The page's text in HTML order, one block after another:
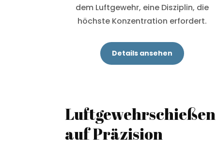
dem Luftgewehr, eine Disziplin, die
höchste Konzentration erfordert.
Details ansehen
Luftgewehrschießen
auf Präzision